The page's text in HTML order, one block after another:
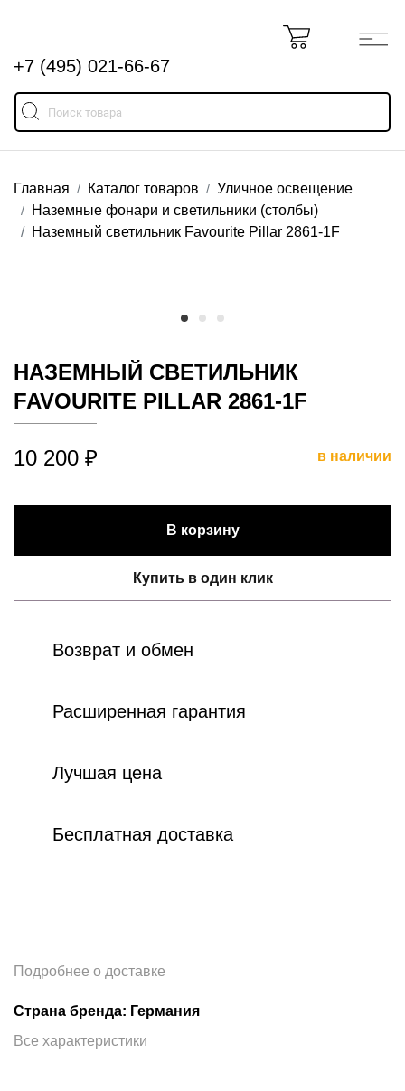
+7 (495) 021-66-67
Главная Каталог товаров
Уличное освещение
Наземные фонари и светильники (столбы)
Наземный светильник Favourite Pillar 2861-1F
НАЗЕМНЫЙ СВЕТИЛЬНИК
FAVOURITE PILLAR 2861-1F
10 200 ₽ в наличии
В корзину
Купить в один клик
Возврат и обмен
Расширенная гарантия
Лучшая цена
Бесплатная доставка
Подробнее о доставке
Страна бренда: Германия
Все характеристики